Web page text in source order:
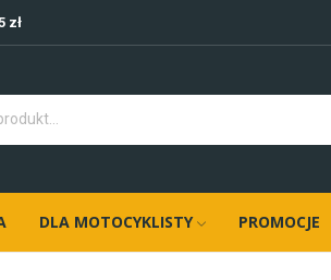
zł
DLA MOTOCYKLISTY PROMOCJE